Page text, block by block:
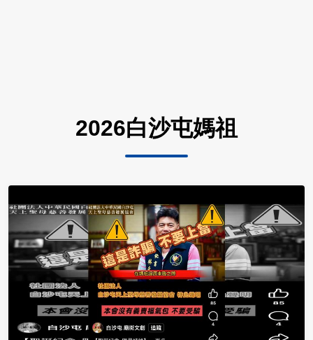
2026白沙屯媽祖